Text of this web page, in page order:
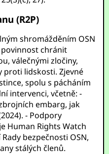
(R2P)
shromážděním OSN
chránit
válečnými zločiny,
proti lidskosti. Zjevné
spolu s pácháním
intervenci, včetně: -
embarg, jak
- Podpory
Human Rights Watch
bezpečnosti OSN,
stálých členů.